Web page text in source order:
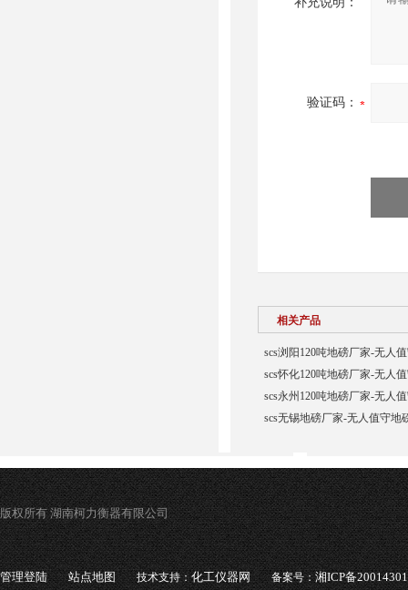
验证码：
相关产品
scs浏阳120吨地磅厂家-无人
scs怀化120吨地磅厂家-无人
scs永州120吨地磅厂家-无人
scs无锡地磅厂家-无人值守地
版权所有 湖南柯力衡器有限公司
管理登陆 站点地图 技术支持：化工仪器网 备案号：湘ICP备